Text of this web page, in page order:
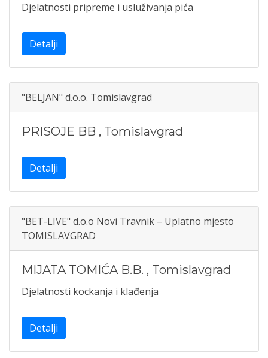
Djelatnosti pripreme i usluživanja pića
Detalji
"BELJAN" d.o.o. Tomislavgrad
PRISOJE BB , Tomislavgrad
Detalji
"BET-LIVE" d.o.o Novi Travnik – Uplatno mjesto
TOMISLAVGRAD
MIJATA TOMIĆA B.B. , Tomislavgrad
Djelatnosti kockanja i klađenja
Detalji